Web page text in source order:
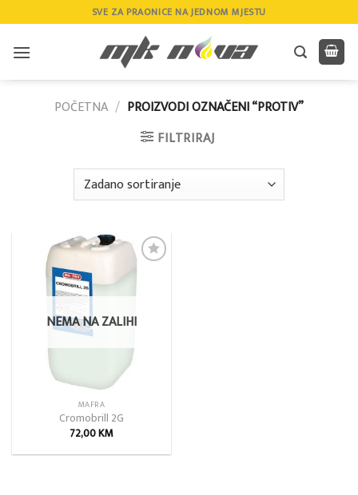
to
content
SVE ZA PRAONICE NA JEDNOM MJESTU
POČETNA / PROIZVODI OZNAČENI “PROTIV”
FILTRIRAJ
NEMA NA ZALIHI
MAFRA
Cromobrill 2G
72,00KM